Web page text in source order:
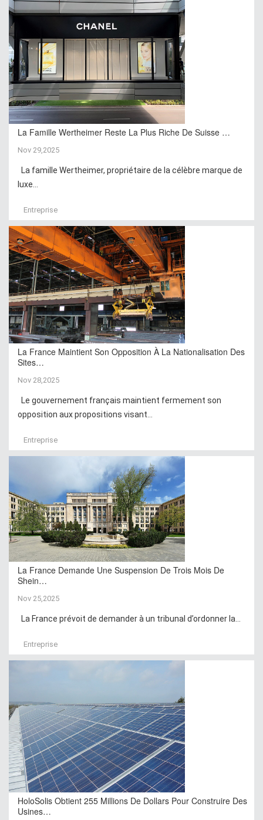
La Famille Wertheimer Reste La Plus Riche De Suisse …
Nov 29,2025
La famille Wertheimer, propriétaire de la célèbre marque de
luxe...
Entreprise
La France Maintient Son Opposition À La Nationalisation Des
Sites…
Nov 28,2025
Le gouvernement français maintient fermement son
opposition aux propositions visant...
Entreprise
La France Demande Une Suspension De Trois Mois De
Shein…
Nov 25,2025
La France prévoit de demander à un tribunal d’ordonner la...
Entreprise
HoloSolis Obtient 255 Millions De Dollars Pour Construire Des
Usines…